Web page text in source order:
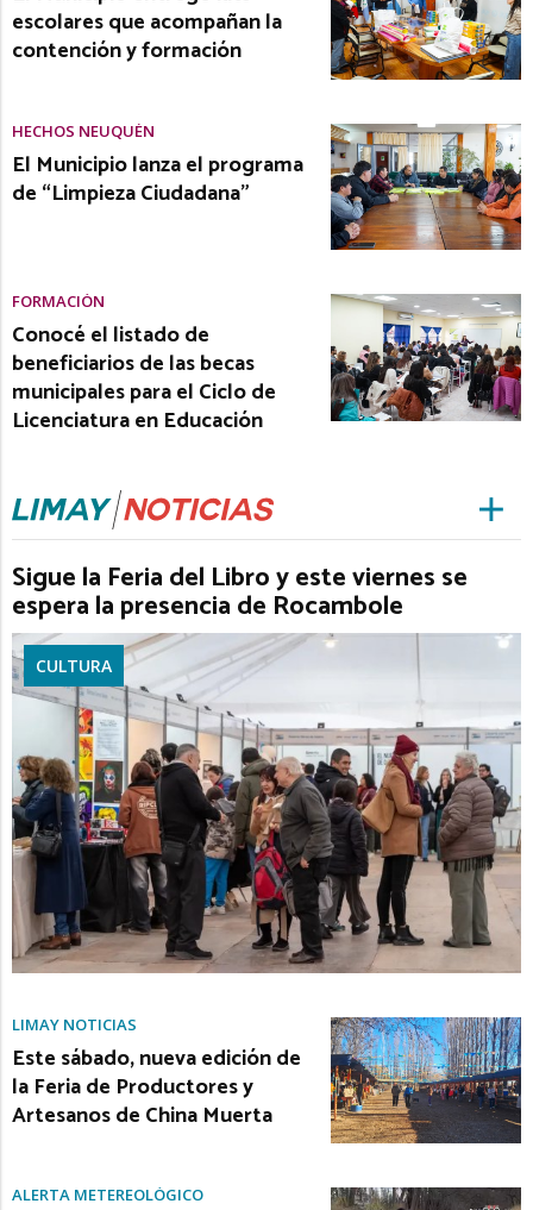
escolares que acompañan la
contención y formación
HECHOS NEUQUÉN
El Municipio lanza el programa
de “Limpieza Ciudadana”
FORMACIÓN
Conocé el listado de
beneficiarios de las becas
municipales para el Ciclo de
Licenciatura en Educación
Sigue la Feria del Libro y este viernes se
espera la presencia de Rocambole
CULTURA
LIMAY NOTICIAS
Este sábado, nueva edición de
la Feria de Productores y
Artesanos de China Muerta
ALERTA METEREOLÓGICO